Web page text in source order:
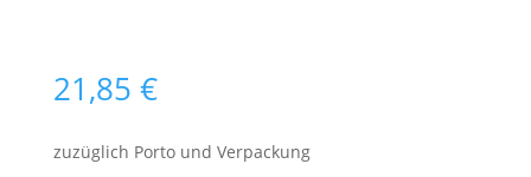
21,85 €
zuzüglich Porto und Verpackung